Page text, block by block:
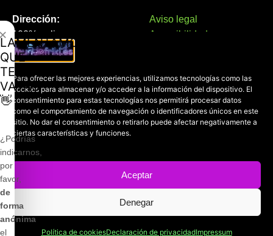
Para ofrecer las mejores experiencias, utilizamos tecnologías como las
cookies para almacenar y/o acceder a la información del dispositivo. El
consentimiento para estas tecnologías nos permitirá procesar datos
como el comportamiento de navegación o identificadores únicos en este
sitio. No dar el consentimiento o retirarlo puede afectar negativamente a
ciertas características y funciones.
Aceptar
Denegar
Política de cookiesDeclaración de privacidadImpressum
Dirección:
100% online
Manresa (08241), Barcelona
Chat Whatsapp (solo texto):
+34 689 800 662
Correo:
contacto@mundofriki.es
Aviso legal
Accesibilidad
Política de privacidad
Mundofriki.es
Casadejús Pérez
LAMENTAMOS
QUE
TE
VAYAS
👋
¿Podrías
indicarnos,
por
favor,
de
forma
anónima
el